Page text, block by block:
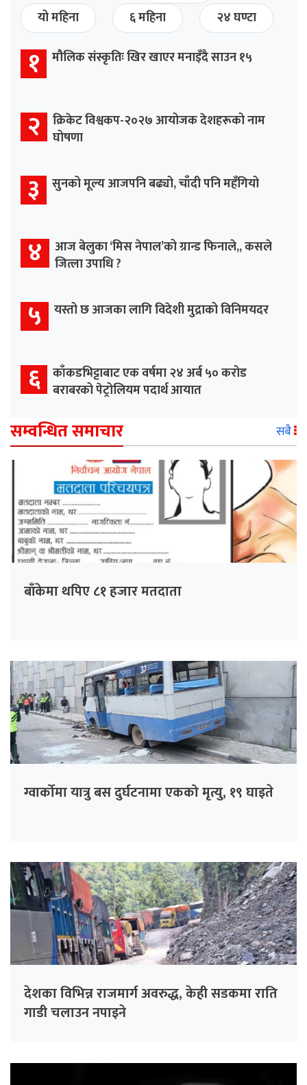
यो महिना
६ महिना २४ घण्टा
१ मौलिक संस्कृतिः खिर खाएर मनाइँदै साउन १५
२ क्रिकेट विश्वकप-२०२७ आयोजक देशहरूको नाम
घोषणा
३ सुनको मूल्य आजपनि बढ्यो, चाँदी पनि महँगियो
४ आज बेलुका ‘मिस नेपाल’को ग्रान्ड फिनाले,, कसले
जित्ला उपाधि ?
५ यस्तो छ आजका लागि विदेशी मुद्राको विनिमयदर
६ काँकडभिट्टाबाट एक वर्षमा २४ अर्ब ५० करोड
बराबरको पेट्रोलियम पदार्थ आयात
सम्वन्धित समाचार सबै
बाँकेमा थपिए ८१ हजार मतदाता
ग्वार्कोमा यात्रु बस दुर्घटनामा एकको मृत्यु, १९ घाइते
देशका विभिन्न राजमार्ग अवरुद्ध, केही सडकमा राति
गाडी चलाउन नपाइने